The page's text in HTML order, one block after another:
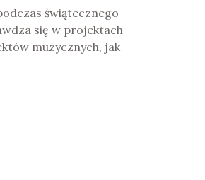
świątecznego
się w projektach
muzycznych, jak